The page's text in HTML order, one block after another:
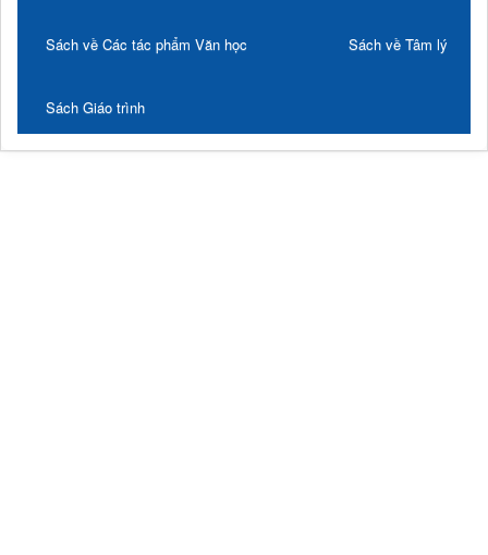
Sách về Các tác phẩm Văn học Sách về Tâm lý
Sách Giáo trình